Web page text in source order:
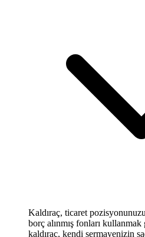
Kaldıraç, ticaret
borç alınmış fonları
kaldıraç, kendi sermayenizin